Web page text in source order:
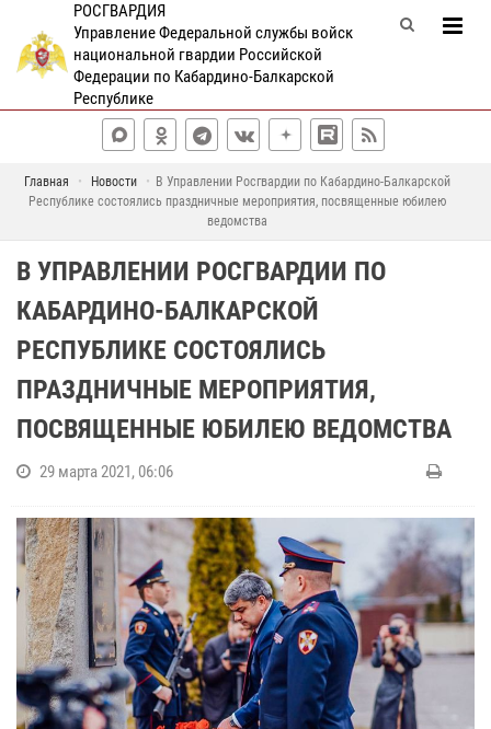
РОСГВАРДИЯ
Управление Федеральной службы войск
национальной гвардии Российской
Федерации по Кабардино-Балкарской
Республике
Главная Новости
В Управлении Росгвардии по Кабардино-Балкарской
Республике состоялись праздничные мероприятия, посвященные юбилею
ведомства
В УПРАВЛЕНИИ РОСГВАРДИИ ПО
КАБАРДИНО-БАЛКАРСКОЙ
РЕСПУБЛИКЕ СОСТОЯЛИСЬ
ПРАЗДНИЧНЫЕ МЕРОПРИЯТИЯ,
ПОСВЯЩЕННЫЕ ЮБИЛЕЮ ВЕДОМСТВА
29 марта 2021, 06:06